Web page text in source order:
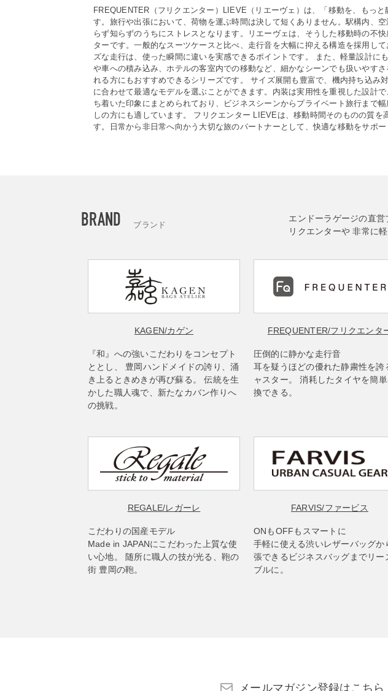
FREQUENTER（フリクエンター）LIEVE（リエーヴェ）は、「移動を、もっ
す。旅行や出張において、荷物を運ぶ時間は決して短くありません。駅構内、
らず知らずのうちにストレスとなります。リエーヴェは、そうした移動時の不
ターです。一般的なスーツケースと比べ、走行音を大幅に抑える構造を採用し
ズな走行は、使った瞬間に違いを実感できるポイントです。 また、軽量設計
や車への積み込み、ホテルの客室内での移動など、細かなシーンでも扱いやす
れる方にもおすすめできるシリーズです。 サイズ展開も豊富で、機内持ち込
に合わせて最適なモデルを選ぶことができます。内装は実用性を重視した設計
ち着いた印象にまとめられており、ビジネスシーンからプライベート旅行まで
しの方にも適しています。 フリクエンター LIEVEは、移動時間そのものの質
す。日常から非日常へ向かう大切な旅のパートナーとして、快適な移動をサポー
BRAND ブランド
エンドーラゲージの直
リクエンターや 非常に
KAGEN/カゲン
『和』への強いこだわりをコンセプト
ととし、 豊岡ハンドメイドの誇り、涌
き上るときめきが再び蘇る。 伝統を生
かした職人魂で、新たなカバン作りへ
の挑戦。
FREQUENTER/フリクエンタ
圧倒的に静かな走行音
耳を疑うほどの優れた静粛性を誇
ャスター。 消耗したタイヤを簡
換できる。
REGALE/レガーレ
こだわりの国産モデル
Made in JAPANにこだわった上質な使
い心地。 随所に職人の技が光る、鞄の
街 豊岡の鞄。
FARVIS/ファービス
ONもOFFもスマートに
手軽に使える渋いレザーバッグか
張できるビジネスバッグまでリー
ブルに。
メールマガジン登録はこちら